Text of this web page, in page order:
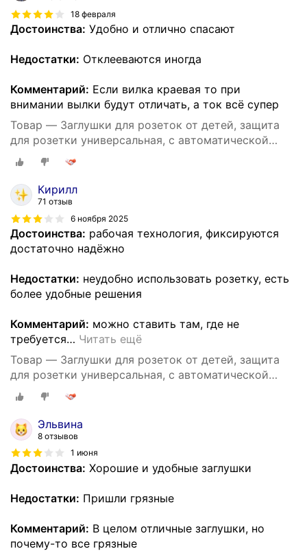
18 февраля
Достоинства: Удобно и отлично спасают
Недостатки: Отклееваются иногда
Комментарий: Если вилка краевая то при
внимании вылки будут отличать, а ток всё супер
Товар — Заглушки для розеток от детей, защита
для розетки универсальная, с автоматической
блокировкой, 10 штук
Кирилл
71 отзыв
6 ноября 2025
Достоинства: рабочая технология, фиксируются
достаточно надёжно
Недостатки: неудобно использовать розетку, есть
более удобные решения
Комментарий: можно ставить там, где не
требуется… Читать ещё
Товар — Заглушки для розеток от детей, защита
для розетки универсальная, с автоматической
блокировкой, 10 штук
Эльвина
8 отзывов
1 июня
Достоинства: Хорошие и удобные заглушки
Недостатки: Пришли грязные
Комментарий: В целом отличные заглушки, но
почему-то все грязные